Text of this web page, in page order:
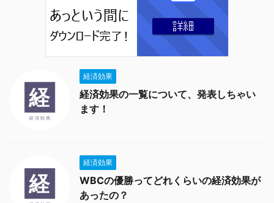
経済効果
経済効果の一覧について、発表しちゃい
ます！
経済効果
WBCの優勝ってどれくらいの経済効果が
あったの？